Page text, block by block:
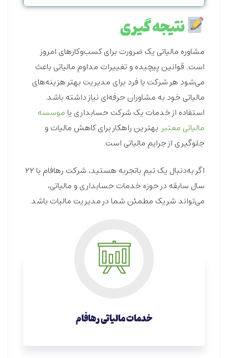
نتیجه گیری
مشاوره مالیاتی یک ضرورت برای کسب‌وکارهای امروز
است. قوانین پیچیده و تغییرات مداوم مالیاتی باعث
می‌شود هر شرکت یا فرد برای مدیریت بهتر هزینه‌های
مالیاتی خود به مشاوران حرفه‌ای نیاز داشته باشد.
استفاده از خدمات یک شرکت حسابداری یا موسسه
مالیاتی معتبر بهترین راهکار برای کاهش مالیات و
جلوگیری از جرایم مالیاتی است.
اگر به‌دنبال یک تیم باتجربه هستید، شرکت رهافام با ۲۲
سال سابقه در حوزه خدمات حسابداری و مالیاتی،
می‌تواند شریک مطمئن شما در مدیریت مالیات باشد.
خدمات مالیاتی رهافام